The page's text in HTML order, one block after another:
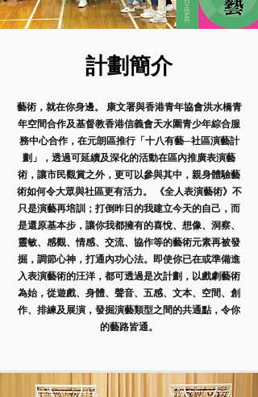
計劃簡介
藝術，就在你身邊。 康文署與香港青年協會洪水橋青
年空間合作及基督教香港信義會天水圍青少年綜合服
務中心合作，在元朗區推行「十八有藝─社區演藝計
劃」，透過可延續及深化的活動在區內推廣表演藝
術，讓市民觀賞之外，更可以參與其中，親身體驗藝
術如何令大眾與社區更有活力。 《全人表演藝術》不
只是演藝再培訓；打倒昨日的我建立今天的自己，而
是還原基本步，讓你我都擁有的喜悅、想像、洞察、
靈敏、感觀、情感、交流、協作等的藝術元素再被發
掘，調節心神，打通內功心法。即使你已在或準備進
入表演藝術的汪洋，都可透過是次計劃，以戲劇藝術
為始，從遊戲、身體、聲音、五感、文本、空間、創
作、排練及展演，發掘演藝類型之間的共通點，令你
的藝路皆通。